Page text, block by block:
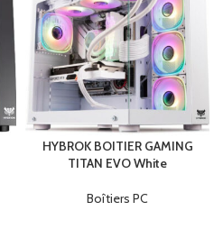
HYBROK BOITIER GAMING
TITAN EVO White
Boîtiers PC